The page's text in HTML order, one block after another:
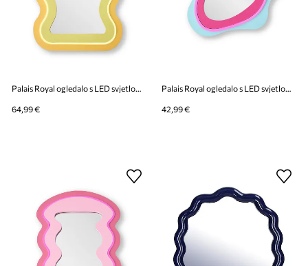
64,99 € 42,99 €